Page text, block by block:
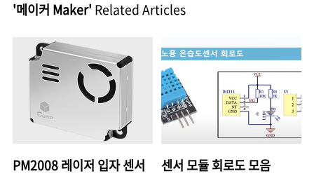
'메이커 Maker' Related Articles
PM2008 레이저 입자 센서 센서 모듈 회로도 모음